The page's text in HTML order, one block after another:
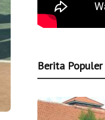
Berita Populer